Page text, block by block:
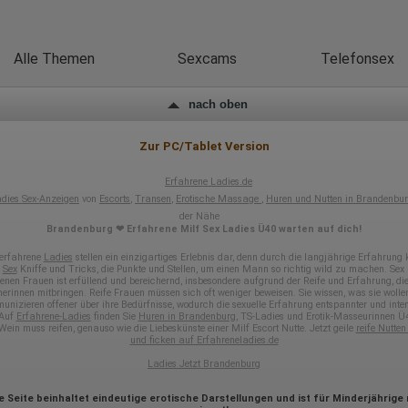
Wirtschaftsraum gekürzt, dies bedeutet, dass alle Daten anonym
erhoben werden. Nur in Ausnahmefällen wird die volle IP-Adresse an
Daten von Google zusammengeführt.
Erhobene Informationen zum Besucherverhalten sind folgende:
Betriebssystem
Gerät (PC, Tablet-PC oder Smartphone)
Browser und alle verwendeten Add-ons
Auflösung des Computers
Besucherquelle (Facebook, Suchmaschine oder verweisende
Webseite)
Welche Dateien wurden heruntergeladen?
Welche Videos angeschaut?
Wurden Werbebanner angeklickt?
Wohin ging der Besucher? Klickte er auf weitere Seiten des Portals
oder hat er sie komplett verlassen?
Europäische Union & USA
Alle Themen Sexcams Telefonsex
nach oben
Zur PC/Tablet Version
Erfahrene Ladies.de
Sex-Anzeigen von Escorts, Transen, Erotische Massage , Huren und Nutten in
der Nähe
Brandenburg ❤ Erfahrene Milf Sex Ladies Ü40 warten auf dich!
Ladies stellen ein einzigartiges Erlebnis dar, denn durch die langjährige Erfahrung
SexKniffe und Tricks, die Punkte und Stellen, um einen Mann so richtig wild zu machen. Sex
Frauen ist erfüllend und bereichernd, insbesondere aufgrund der Reife und Erfahrung,
mitbringen. Reife Frauen müssen sich oft weniger beweisen. Sie wissen, was sie
offener über ihre Bedürfnisse, wodurch die sexuelle Erfahrung entspannter und
Erfahrene-Ladies finden Sie Huren in Brandenburg, TS-Ladies und Erotik-Masseurinnen
muss reifen, genauso wie die Liebeskünste einer Milf Escort Nutte. Jetzt geile reife
und ficken auf Erfahreneladies.de
Ladies Jetzt Brandenburg
Seite beinhaltet eindeutige erotische Darstellungen und ist für Minderjährige